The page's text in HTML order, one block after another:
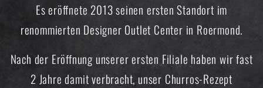
Es eröffnete 2013 seinen ersten Standort im
renommierten Designer Outlet Center in Roermond.
Nach der Eröffnung unserer ersten Filiale haben wir fast
2 Jahre damit verbracht, unser Churros-Rezept